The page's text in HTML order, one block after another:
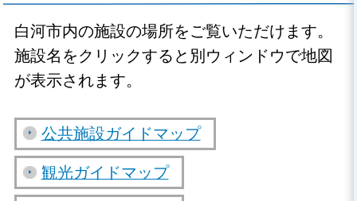
白河市内の施設の場所をご覧いただけます。
施設名をクリックすると別ウィンドウで地図
が表示されます。
公共施設ガイドマップ
観光ガイドマップ